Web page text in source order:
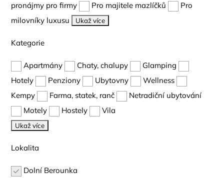
pronájmy pro firmy
Pro majitele mazlíčků
Pro
milovníky luxusu
Ukaž více
Kategorie
Apartmány Chaty, chalupy
Glamping
Hotely
Penziony Ubytovny
Wellness
Kempy
Farma, statek, ranč
Netradiční ubytování
Motely
Hostely Vila
Ukaž více
Lokalita
Dolní Berounka